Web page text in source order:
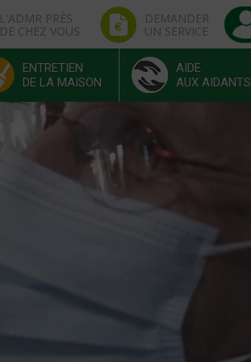
L'ADMR PRÈS
DE CHEZ VOUS
DEMANDER
UN SERVICE
ENTRETIEN
DE LA MAISON
AIDE
AUX AIDANTS